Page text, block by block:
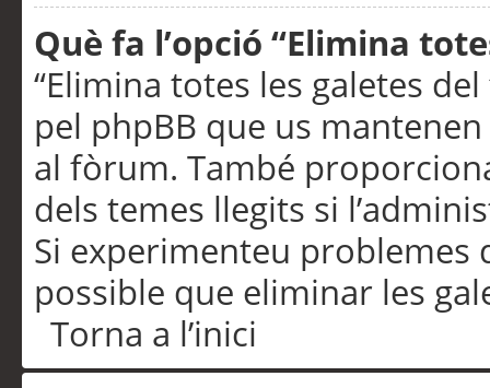
Què fa l’opció “Elimina
“Elimina totes les galetes
pel phpBB que us
al fòrum. També
dels temes llegits si
Si experimenteu problemes
possible que eliminar les
Torna a l’inici